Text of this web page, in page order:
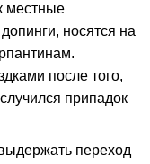
местные
носятся на
после того,
припадок
переход